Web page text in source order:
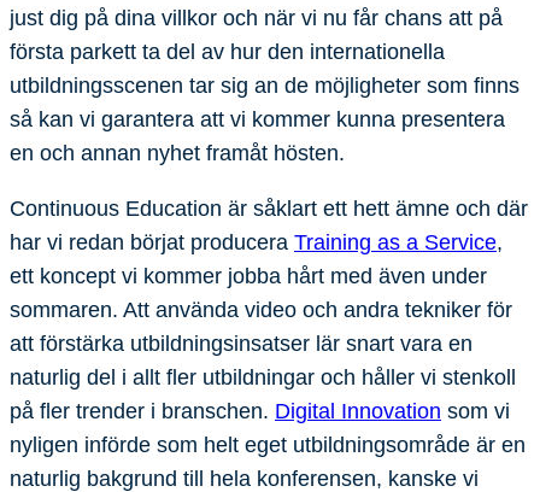
just dig på dina villkor och när vi nu får chans att på
första parkett ta del av hur den internationella
utbildningsscenen tar sig an de möjligheter som finns
så kan vi garantera att vi kommer kunna presentera
en och annan nyhet framåt hösten.
Continuous Education är såklart ett hett ämne och där
har vi redan börjat producera Training as a Service,
ett koncept vi kommer jobba hårt med även under
sommaren. Att använda video och andra tekniker för
att förstärka utbildningsinsatser lär snart vara en
naturlig del i allt fler utbildningar och håller vi stenkoll
på fler trender i branschen. Digital Innovation som vi
nyligen införde som helt eget utbildningsområde är en
naturlig bakgrund till hela konferensen, kanske vi